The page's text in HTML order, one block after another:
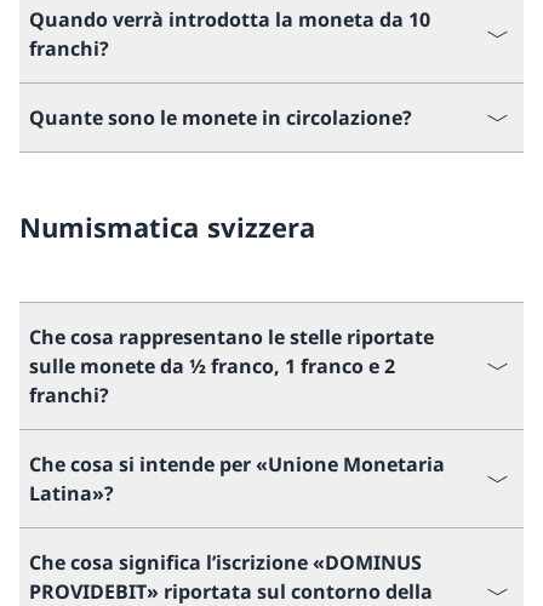
Quando verrà introdotta la moneta da 10
franchi?
Quante sono le monete in circolazione?
Numismatica svizzera
Che cosa rappresentano le stelle riportate
sulle monete da ½ franco, 1 franco e 2
franchi?
Che cosa si intende per «Unione Monetaria
Latina»?
Che cosa significa l’iscrizione «DOMINUS
PROVIDEBIT» riportata sul contorno della